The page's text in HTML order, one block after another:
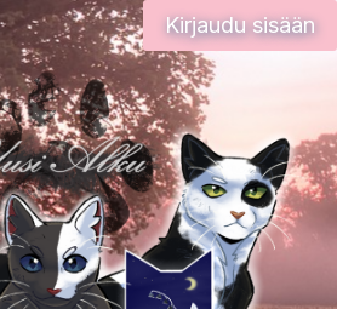
Kirjaudu sisään